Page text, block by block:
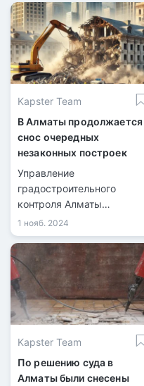
Kapster Team
В Алматы продолжается
снос очередных
незаконных построек
Управление
градостроительного
контроля Алматы
продолжает снос
незаконных построек,
возведённых с
нарушениями. Очередная
проверка выявила
нарушения в
строительстве объектов.
1 нояб. 2024
Kapster Team
По решению суда в
Алматы были снесены